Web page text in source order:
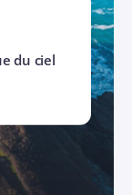
du ciel